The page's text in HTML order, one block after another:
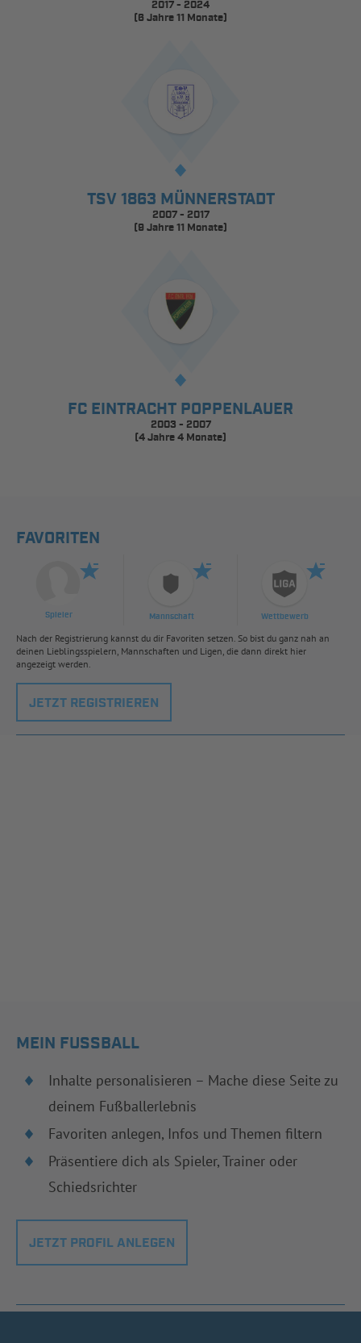
2017 - 2024
(6 Jahre 11 Monate)
TSV 1863 MÜNNERSTADT
2007 - 2017
(9 Jahre 11 Monate)
FC EINTRACHT POPPENLAUER
2003 - 2007
(4 Jahre 4 Monate)
FAVORITEN
Spieler Mannschaft Wettbewerb
Nach der Registrierung kannst du dir Favoriten setzen. So bist du ganz nah an
deinen Lieblingsspielern, Mannschaften und Ligen, die dann direkt hier
angezeigt werden.
JETZT REGISTRIEREN
MEIN FUSSBALL
Inhalte personalisieren – Mache diese Seite zu
deinem Fußballerlebnis
Favoriten anlegen, Infos und Themen filtern
Präsentiere dich als Spieler, Trainer oder
Schiedsrichter
JETZT PROFIL ANLEGEN